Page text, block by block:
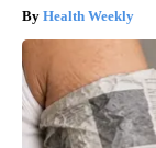
Health Weekly